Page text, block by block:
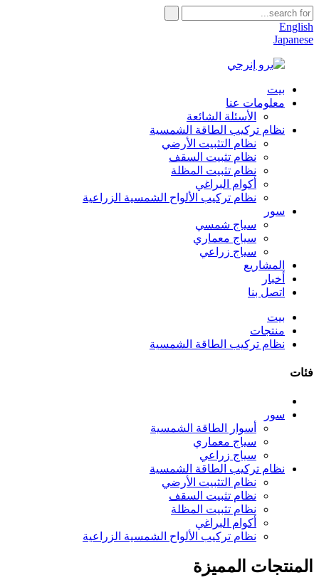
English
Japanese
بيت
معلومات عنا
الأسئلة الشائعة
نظام تركيب الطاقة الشمسية
نظام التثبيت الأرضي
نظام تثبيت السقف
نظام تثبيت المظلة
أكوام البراغي
نظام تركيب الألواح الشمسية الزراعية
سور
سياج شمسي
سياج معماري
سياج زراعي
المشاريع
أخبار
اتصل بنا
بيت
منتجات
نظام تركيب الطاقة الشمسية
فئات
سور
أسوار الطاقة الشمسية
سياج معماري
سياج زراعي
نظام تركيب الطاقة الشمسية
نظام التثبيت الأرضي
نظام تثبيت السقف
نظام تثبيت المظلة
أكوام البراغي
نظام تركيب الألواح الشمسية الزراعية
المنتجات المميزة